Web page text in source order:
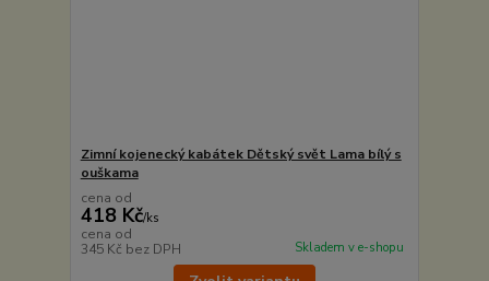
Zimní kojenecký kabátek Dětský svět Lama bílý s
ouškama
cena od
418 Kč/ks
cena od
345 Kč bez DPH Skladem v e-shopu